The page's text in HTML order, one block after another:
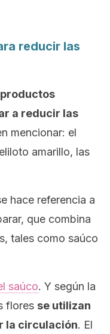
reducir las
a reducir las
mencionar: el
amarillo, las
hace referencia a
que combina
tales como saúco
saúco. Y según la
flores se utilizan
la circulación. El